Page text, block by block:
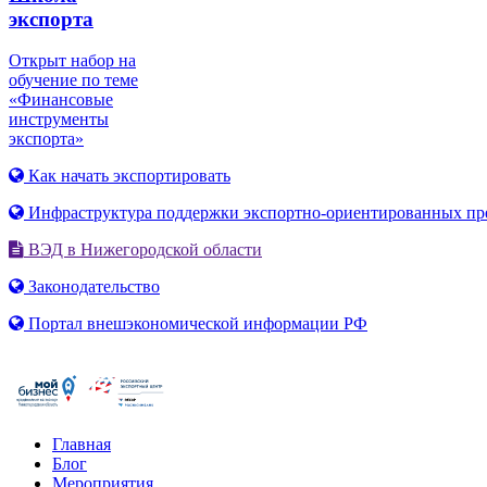
экспорта
Открыт набор на
обучение по теме
«Финансовые
инструменты
экспорта»
Как начать экспортировать
Инфраструктура поддержки экспортно-ориентированных
ВЭД в Нижегородской области
Законодательство
Портал внешэкономической информации РФ
Главная
Блог